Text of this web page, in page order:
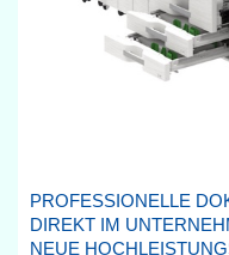
PROFESSIONELLE
DIREKT IM
NEUE